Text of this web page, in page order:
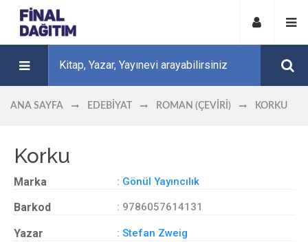
ANA SAYFA EDEBIYAT ROMAN (ÇEVIRI) KORKU
Korku
Marka : Gönül Yayıncılık
Barkod : 9786057614131
Yazar : Stefan Zweig